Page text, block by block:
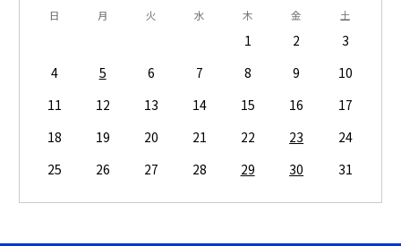
日 月 火 水 木 金 土
1 2
3
4
5 6 7 8 9
10
11
12 13 14 15 16
17
18
19 20 21 22 23
24
25
26 27 28 29 30 31